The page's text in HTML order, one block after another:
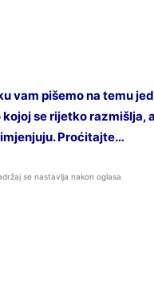
vam pišemo na temu
se rijetko razmišlja,
Proćitajte…
se nastavlja nakon oglasa